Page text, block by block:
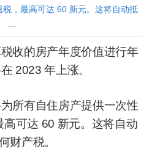
，最高可达 60 新元。这将自动抵
...
收的房产年度价值进行年
2023 年上涨。
所有自住房产提供一次性
可达 60 新元。 这将自动
财产税。